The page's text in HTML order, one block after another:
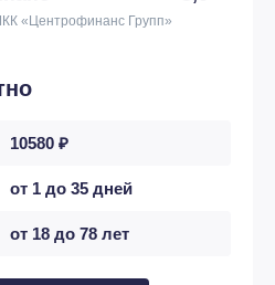
«Центрофинанс Групп»
10580 ₽
от 1 до 35 дней
от 18 до 78 лет